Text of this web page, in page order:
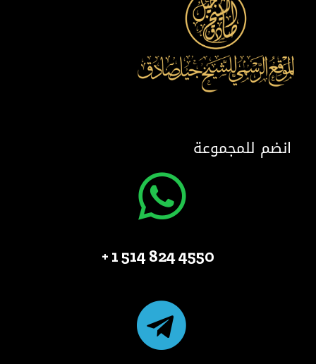
انضم للمجموعة
4550 824 514 1 +